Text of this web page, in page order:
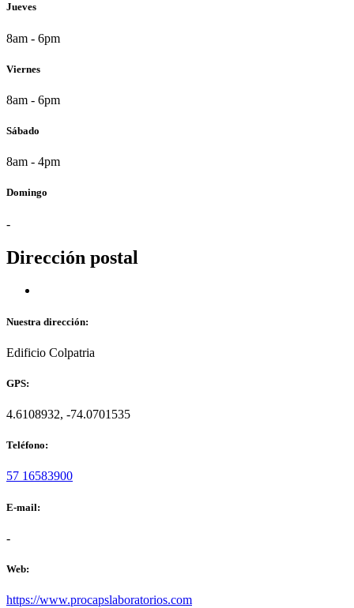
Jueves
8am - 6pm
Viernes
8am - 6pm
Sábado
8am - 4pm
Domingo
-
Dirección postal
Nuestra dirección:
Edificio Colpatria
GPS:
4.6108932, -74.0701535
Teléfono:
57 16583900
E-mail:
-
Web:
https://www.procapslaboratorios.com